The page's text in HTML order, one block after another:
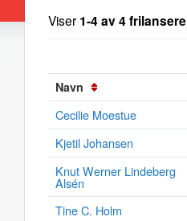
Viser 1-4 av 4 frilansere
Navn
Cecilie Moestue
Kjetil Johansen
Knut Werner Lindeberg
Alsén
Tine C. Holm